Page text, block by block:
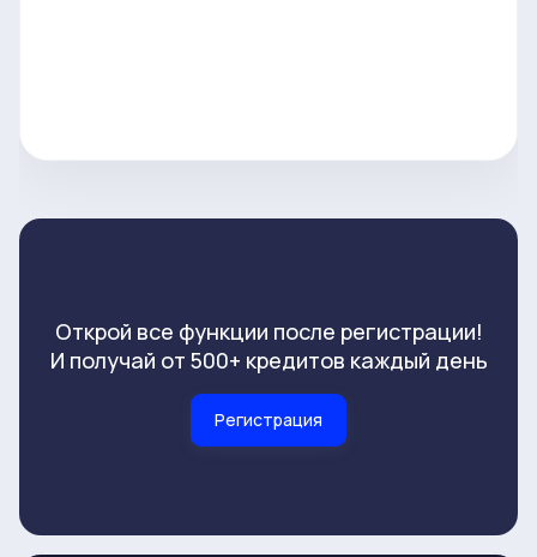
Открой все функции после регистрации!
И получай от 500+ кредитов каждый день
Регистрация